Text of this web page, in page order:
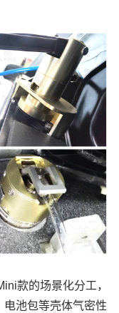
款的场景化分工，
池包等壳体气密性